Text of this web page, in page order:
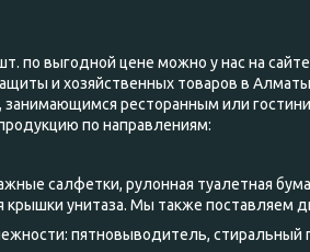
по выгодной цене можно у нас на
и хозяйственных товаров в
ресторанным или
по направлениям:
салфетки, рулонная туалетная
унитаза. Мы также поставляем
пятновыводитель,